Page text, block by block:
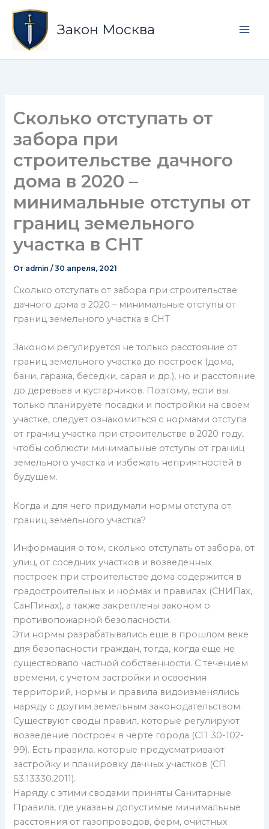
Перейти
содержимомуЗакон Москва
Сколько отступать от
забора при
строительстве дачного
дома в 2020 –
минимальные отступы от
границ земельного
участка в СНТ
От admin/30 апреля, 2021
Сколько отступать от забора при строительстве
дачного дома в 2020 – минимальные отступы от
границ земельного участка в СНТ
Законом регулируется не только расстояние от
границ земельного участка до построек (дома,
бани, гаража, беседки, сарая и др.), но и расстояние
до деревьев и кустарников. Поэтому, если вы
только планируете посадки и постройки на своем
участке, следует ознакомиться с нормами отступа
от границ участка при строительстве в 2020 году,
чтобы соблюсти минимальные отступы от границ
земельного участка и избежать неприятностей в
будущем.
Когда и для чего придумали нормы отступа от
границ земельного участка?
Информация о том, сколько отступать от забора, от
улиц, от соседних участков и возведенных
построек при строительстве дома содержится в
градостроительных и нормах и правилах (СНИПах,
СанПинах), а также закреплены законом о
противопожарной безопасности.
Эти нормы разрабатывались еще в прошлом веке
для безопасности граждан, тогда, когда еще не
существовало частной собственности. С течением
времени, с учетом застройки и освоения
территорий, нормы и правила видоизменялись
наряду с другим земельным законодательством.
Существуют своды правил, которые регулируют
возведение построек в черте города (СП 30-102-
99). Есть правила, которые предусматривают
застройку и планировку дачных участков (СП
53.13330.2011).
Наряду с этими сводами приняты Санитарные
Правила, где указаны допустимые минимальные
расстояния от газопроводов, ферм, очистных